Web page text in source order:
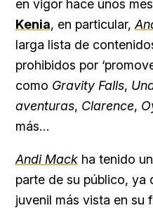
en vigor hace unos
Kenia, en particular,
larga lista de
prohibidos por
como Gravity Falls,
aventuras, Clarence,
más…
Andi Mack ha tenido
parte de su público, ya
juvenil más vista en su